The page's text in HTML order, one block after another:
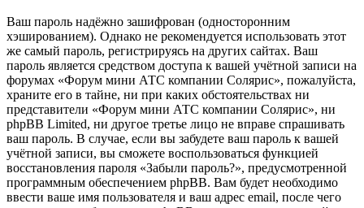
Ваш пароль надёжно зашифрован (односторонним
хэшированием). Однако не рекомендуется использовать этот
же самый пароль, регистрируясь на других сайтах. Ваш
пароль является средством доступа к вашей учётной записи на
форумах «Форум мини АТС компании Солярис», пожалуйста,
храните его в тайне, ни при каких обстоятельствах ни
представители «Форум мини АТС компании Солярис», ни
phpBB Limited, ни другое третье лицо не вправе спрашивать
ваш пароль. В случае, если вы забудете ваш пароль к вашей
учётной записи, вы сможете воспользоваться функцией
восстановления пароля «Забыли пароль?», предусмотренной
программным обеспечением phpBB. Вам будет необходимо
ввести ваше имя пользователя и ваш адрес email, после чего